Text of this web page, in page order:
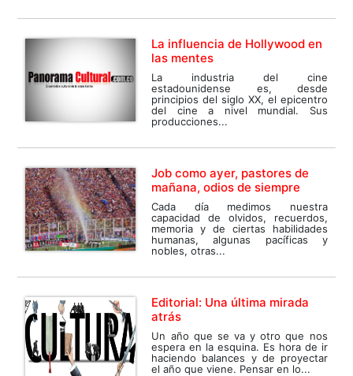
La influencia de Hollywood en
las mentes
La industria del cine
estadounidense es, desde
principios del siglo XX, el epicentro
del cine a nivel mundial. Sus
producciones...
Job como ayer, pastores de
mañana, odios de siempre
Cada día medimos nuestra
capacidad de olvidos, recuerdos,
memoria y de ciertas habilidades
humanas, algunas pacíficas y
nobles, otras...
Editorial: Una última mirada
atrás
Un año que se va y otro que nos
espera en la esquina. Es hora de ir
haciendo balances y de proyectar
el año que viene. Pensar en lo...